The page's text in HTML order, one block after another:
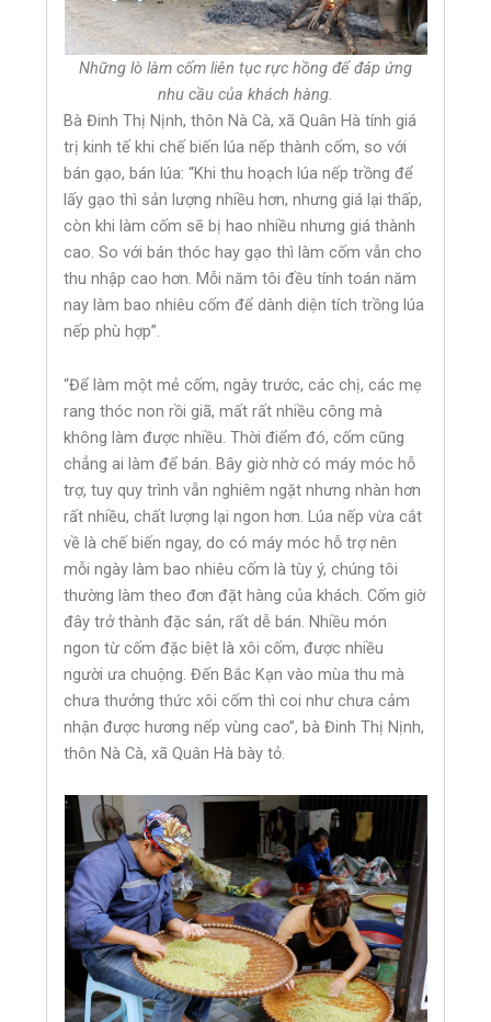
Những lò làm cốm liên tục rực hồng để đáp ứng
nhu cầu của khách hàng.
Bà Đinh Thị Nịnh, thôn Nà Cà, xã Quân Hà tính giá
trị kinh tế khi chế biến lúa nếp thành cốm, so với
bán gạo, bán lúa: “Khi thu hoạch lúa nếp trồng để
lấy gạo thì sản lượng nhiều hơn, nhưng giá lại thấp,
còn khi làm cốm sẽ bị hao nhiều nhưng giá thành
cao. So với bán thóc hay gạo thì làm cốm vẫn cho
thu nhập cao hơn. Mỗi năm tôi đều tính toán năm
nay làm bao nhiêu cốm để dành diện tích trồng lúa
nếp phù hợp”.
“Để làm một mẻ cốm, ngày trước, các chị, các mẹ
rang thóc non rồi giã, mất rất nhiều công mà
không làm được nhiều. Thời điểm đó, cốm cũng
chẳng ai làm để bán. Bây giờ nhờ có máy móc hỗ
trợ, tuy quy trình vẫn nghiêm ngặt nhưng nhàn hơn
rất nhiều, chất lượng lại ngon hơn. Lúa nếp vừa cắt
về là chế biến ngay, do có máy móc hỗ trợ nên
mỗi ngày làm bao nhiêu cốm là tùy ý, chúng tôi
thường làm theo đơn đặt hàng của khách. Cốm giờ
đây trở thành đặc sản, rất dễ bán. Nhiều món
ngon từ cốm đặc biệt là xôi cốm, được nhiều
người ưa chuộng. Đến Bắc Kạn vào mùa thu mà
chưa thưởng thức xôi cốm thì coi như chưa cảm
nhận được hương nếp vùng cao”, bà Đinh Thị Nịnh,
thôn Nà Cà, xã Quân Hà bày tỏ.